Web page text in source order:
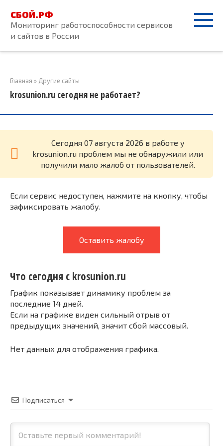
контенту
СБОЙ.РФ
Мониторинг работоспособности сервисов
и сайтов в России
Главная » Другие сайты
krosunion.ru сегодня не работает?
Cегодня 07 августа 2026 в работе у
krosunion.ru проблем мы не обнаружили или
получили мало жалоб от пользователей.
Если сервис недоступен, нажмите на кнопку, чтобы
зафиксировать жалобу.
Оставить жалобу
Что сегодня с krosunion.ru
График показывает динамику проблем за
последние 14 дней.
Если на графике виден сильный отрыв от
предыдущих значений, значит сбой массовый.
Нет данных для отображения графика.
Подписаться